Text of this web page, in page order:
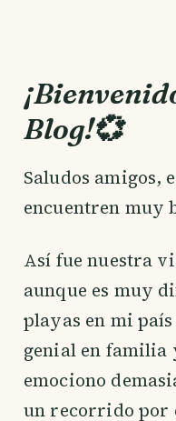
Blog!💞
Saludos amigos,
encuentren muy
Así fue nuestra
aunque es muy
playas en mi
genial en familia
emociono
un recorrido por